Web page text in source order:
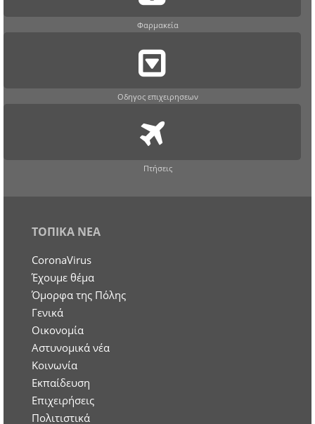
Φαρμακεία
Οδηγος επιχειρησεων
Πτήσεις
ΤΟΠΙΚΑ ΝΕΑ
CoronaVirus
Έχουμε θέμα
Όμορφα της Πόλης
Γενικά
Οικονομία
Aστυνομικά νέα
Κοινωνία
Εκπαίδευση
Επιχειρήσεις
Πολιτιστικά